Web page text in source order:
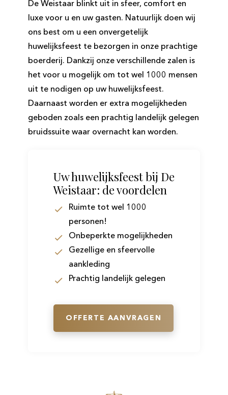
De Weistaar blinkt uit in sfeer, comfort en
luxe voor u en uw gasten. Natuurlijk doen wij
ons best om u een onvergetelijk
huwelijksfeest te bezorgen in onze prachtige
boerderij. Dankzij onze verschillende zalen is
het voor u mogelijk om tot wel 1000 mensen
uit te nodigen op uw huwelijksfeest.
Daarnaast worden er extra mogelijkheden
geboden zoals een prachtig landelijk gelegen
bruidssuite waar overnacht kan worden.
Uw huwelijksfeest bij De
Weistaar: de voordelen
Ruimte tot wel 1000
personen!
Onbeperkte mogelijkheden
Gezellige en sfeervolle
aankleding
Prachtig landelijk gelegen
OFFERTE AANVRAGEN